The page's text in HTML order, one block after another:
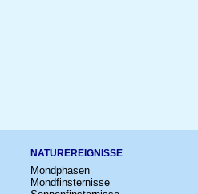
NATUREREIGNISSE
Mondphasen
Mondfinsternisse